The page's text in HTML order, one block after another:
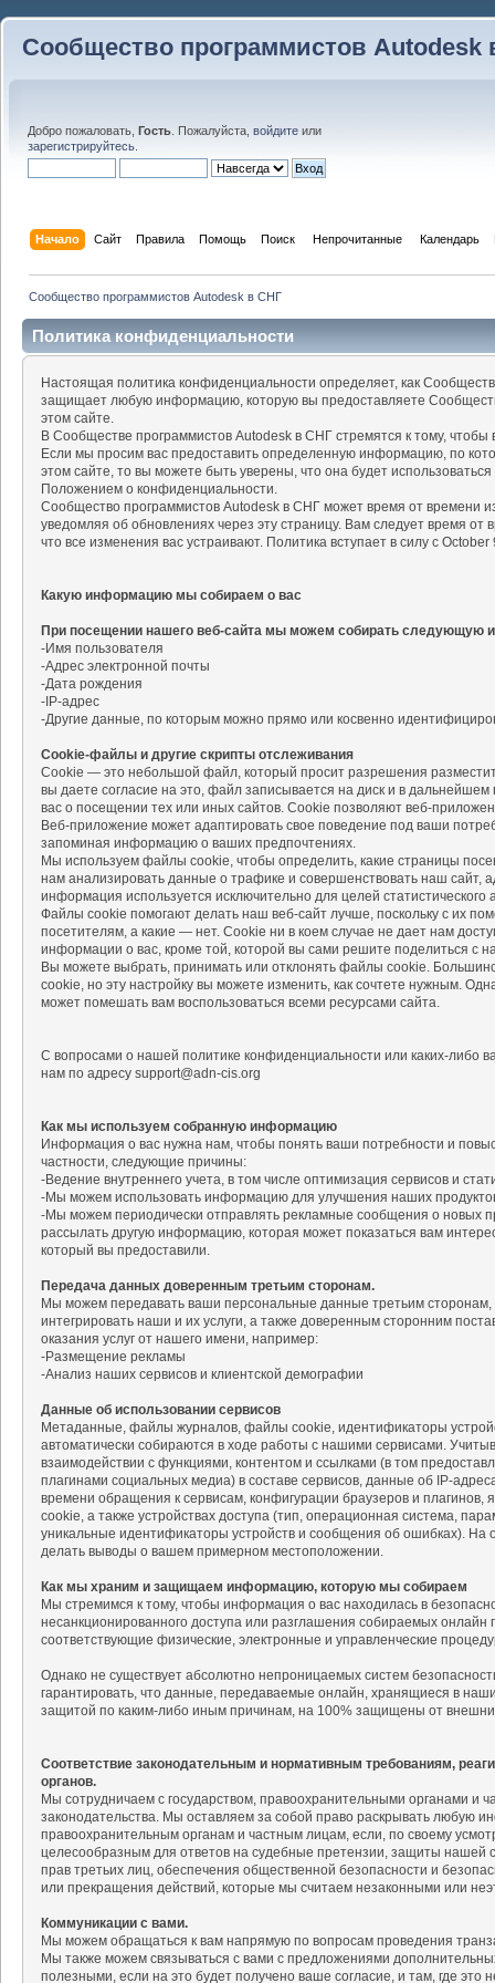
Сообщество программистов Autodesk
Добро пожаловать, Гость . Пожалуйста, войдите или
зарегистрируйтесь
Начало Сайт Правила Помощь Поиск Непрочитанные Календарь
Сообщество программистов Autodesk в СНГ
Политика конфиденциальности
Настоящая политика конфиденциальности определяет, как
защищает любую информацию, которую вы предоставляете
этом сайте.
В Сообществе программистов Autodesk в СНГ стремятся к тому,
Если мы просим вас предоставить определенную информацию, по
этом сайте, то вы можете быть уверены, что она будет
Положением о конфиденциальности.
Сообщество программистов Autodesk в СНГ может время от времени
уведомляя об обновлениях через эту страницу. Вам следует время
что все изменения вас устраивают. Политика вступает в силу с
Какую информацию мы собираем о вас
При посещении нашего веб-сайта мы можем собирать следующую
-Имя пользователя
-Адрес электронной почты
-Дата рождения
-IP-адрес
-Другие данные, по которым можно прямо или косвенно
Cookie-файлы и другие скрипты отслеживания
Cookie — это небольшой файл, который просит разрешения
вы даете согласие на это, файл записывается на диск и в
вас о посещении тех или иных сайтов. Cookie позволяют веб-
Веб-приложение может адаптировать свое поведение под ваши
запоминая информацию о ваших предпочтениях.
Мы используем файлы cookie, чтобы определить, какие страницы
нам анализировать данные о трафике и совершенствовать наш сайт,
информация используется исключительно для целей
Файлы cookie помогают делать наш веб-сайт лучше, поскольку с их
посетителям, а какие — нет. Cookie ни в коем случае не дает нам
информации о вас, кроме той, которой вы сами решите поделиться с
Вы можете выбрать, принимать или отклонять файлы cookie.
cookie, но эту настройку вы можете изменить, как сочтете нужным.
может помешать вам воспользоваться всеми ресурсами сайта.
С вопросами о нашей политике конфиденциальности или каких-либо
нам по адресу support@adn-cis.org
Как мы используем собранную информацию
Информация о вас нужна нам, чтобы понять ваши потребности и
частности, следующие причины:
-Ведение внутреннего учета, в том числе оптимизация сервисов и
-Мы можем использовать информацию для улучшения наших продуктов
-Мы можем периодически отправлять рекламные сообщения о новых
рассылать другую информацию, которая может показаться вам
который вы предоставили.
Передача данных доверенным третьим сторонам.
Мы можем передавать ваши персональные данные третьим
интегрировать наши и их услуги, а также доверенным сторонним
оказания услуг от нашего имени, например:
-Размещение рекламы
-Анализ наших сервисов и клиентской демографии
Данные об использовании сервисов
Метаданные, файлы журналов, файлы cookie, идентификаторы
автоматически собираются в ходе работы с нашими сервисами.
взаимодействии с функциями, контентом и ссылками (в том
плагинами социальных медиа) в составе сервисов, данные об IP-
времени обращения к сервисам, конфигурации браузеров и
cookie, а также устройствах доступа (тип, операционная система,
уникальные идентификаторы устройств и сообщения об ошибках).
делать выводы о вашем примерном местоположении.
Как мы храним и защищаем информацию, которую мы собираем
Мы стремимся к тому, чтобы информация о вас находилась в
несанкционированного доступа или разглашения собираемых
соответствующие физические, электронные и управленческие
Однако не существует абсолютно непроницаемых систем
гарантировать, что данные, передаваемые онлайн, хранящиеся в
защитой по каким-либо иным причинам, на 100% защищены от
Соответствие законодательным и нормативным требованиям,
органов.
Мы сотрудничаем с государством, правоохранительными органами и
законодательства. Мы оставляем за собой право раскрывать любую
правоохранительным органам и частным лицам, если, по своему
целесообразным для ответов на судебные претензии, защиты нашей
прав третьих лиц, обеспечения общественной безопасности и
или прекращения действий, которые мы считаем незаконными или
Коммуникации с вами.
Мы можем обращаться к вам напрямую по вопросам проведения
Мы также можем связываться с вами с предложениями
полезными, если на это будет получено ваше согласие, и там, где это